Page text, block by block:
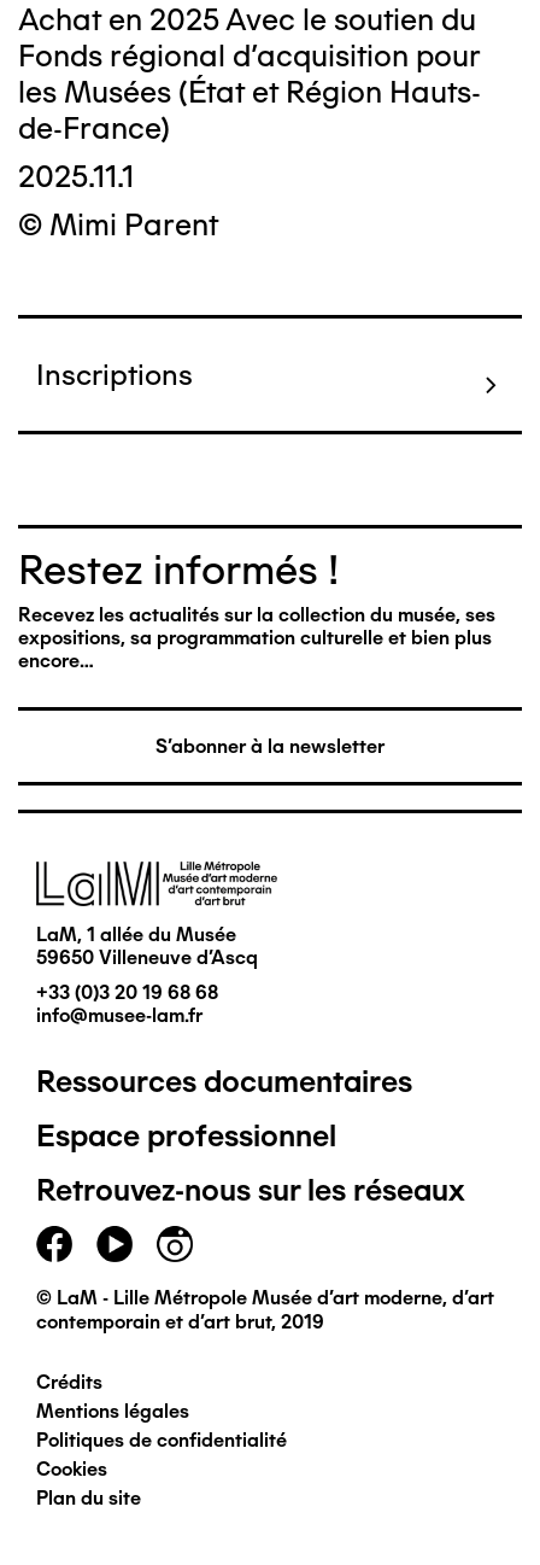
Achat en 2025 Avec le soutien du
Fonds régional d’acquisition pour
les Musées (État et Région Hauts-
de-France)
2025.11.1
© Mimi Parent
Inscriptions
Restez informés !
Recevez les actualités sur la collection du musée, ses
expositions, sa programmation culturelle et bien plus
encore…
S'abonner à la newsletter
Image
LaM, 1 allée du Musée
59650 Villeneuve d'Ascq
+33 (0)3 20 19 68 68
info@musee-lam.fr
Pied
de
page
principal
Ressources documentaires
Espace professionnel
Retrouvez-nous sur les réseaux
© LaM - Lille Métropole Musée d'art moderne, d'art
contemporain et d'art brut, 2019
Pied
de
page
Crédits
Mentions légales
Politiques de confidentialité
Cookies
Plan du site